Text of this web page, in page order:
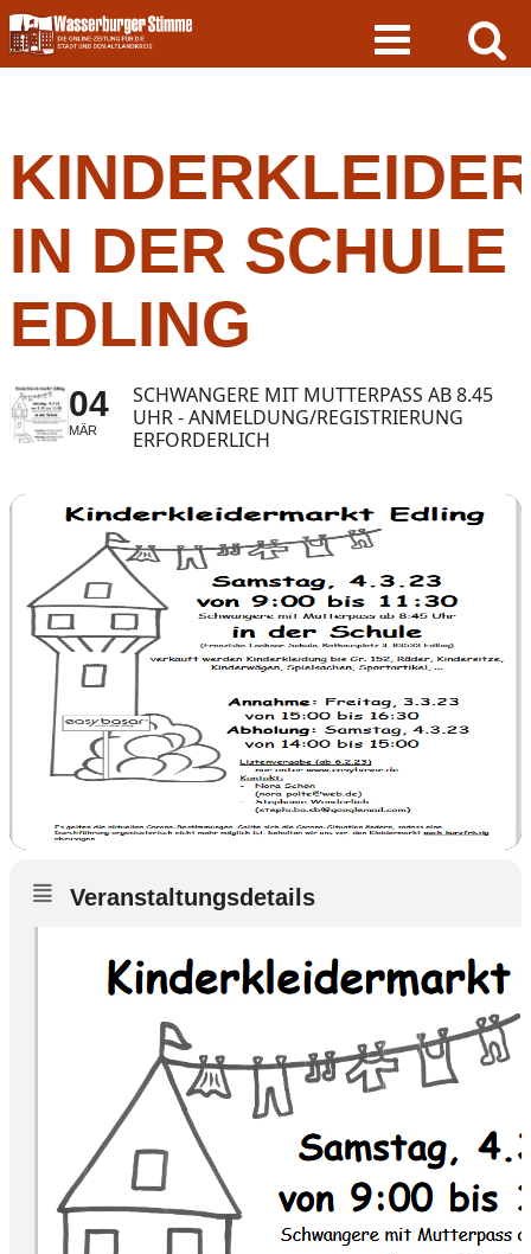
Skip
to
content
IN DER SCHULE
EDLING
04
MÄR
SCHWANGERE MIT MUTTERPASS AB 8.45
UHR - ANMELDUNG/REGISTRIERUNG
ERFORDERLICH
Veranstaltungsdetails